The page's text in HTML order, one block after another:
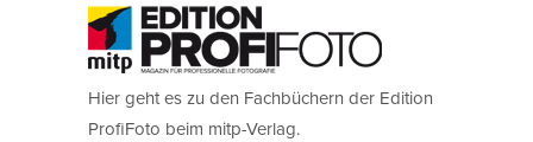
Hier geht es zu den Fachbüchern der Edition
ProfiFoto beim mitp-Verlag.